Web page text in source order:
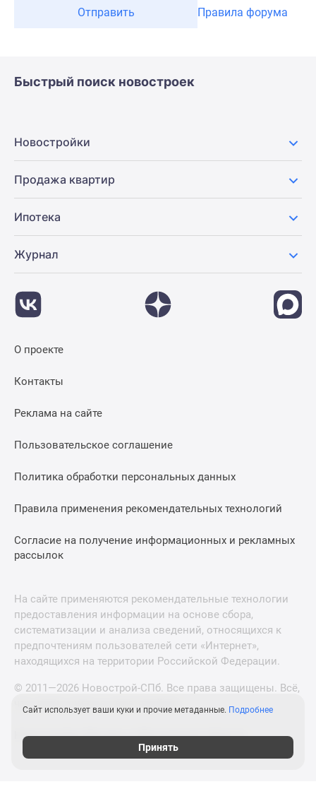
Отправить Правила форума
Быстрый поиск новостроек
Новостройки
Продажа квартир
Ипотека
Журнал
О проекте
Контакты
Реклама на сайте
Пользовательское соглашение
Политика обработки персональных данных
Правила применения рекомендательных технологий
Согласие на получение информационных и рекламных
рассылок
На сайте применяются рекомендательные технологии
предоставления информации на основе сбора,
систематизации и анализа сведений, относящихся к
предпочтениям пользователей сети «Интернет»,
находящихся на территории Российской Федерации.
© 2011—2026 Новострой-СПб. Все права защищены. Всё,
что нужно знать о новостройках
Новостройки Москвы и Московской области
Сайт использует ваши куки и прочие метаданные. Подробнее
Принять